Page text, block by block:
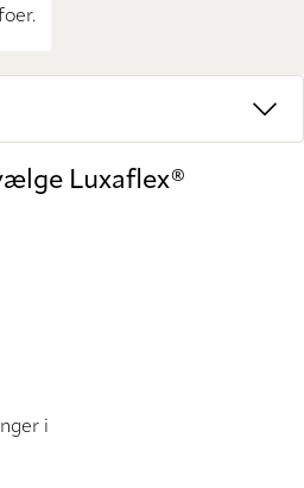
Luxaflex®
i